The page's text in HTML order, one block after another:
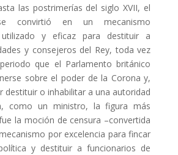
las postrimerías del siglo XVII, el
convirtió en un mecanismo
utilizado y eficaz para destituir a
y consejeros del Rey, toda vez
que el Parlamento británico
sobre el poder de la Corona y,
destituir o inhabilitar a una autoridad
como un ministro, la figura más
la moción de censura –convertida
por excelencia para fincar
y destituir a funcionarios de